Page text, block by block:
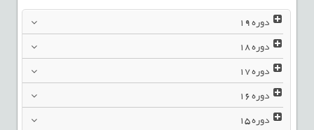
دوره19
دوره18
دوره17
دوره16
دوره15